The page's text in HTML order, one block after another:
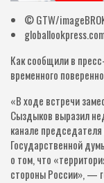
© GTW/
Как сообщили в
временного
«В ходе встречи
Сыздыков выразил
канале
Государственной
о том, что
стороны России», —